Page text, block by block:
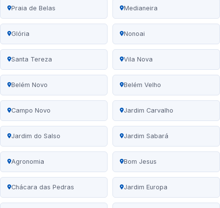
Praia de Belas Medianeira
Glória Nonoai
Santa Tereza Vila Nova
Belém Novo Belém Velho
Campo Novo Jardim Carvalho
Jardim do Salso Jardim Sabará
Agronomia Bom Jesus
Chácara das Pedras Jardim Europa